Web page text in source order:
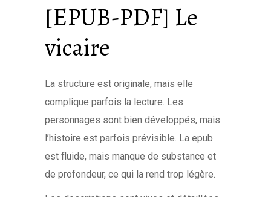
[EPUB-PDF] Le
vicaire
La structure est originale, mais elle
complique parfois la lecture. Les
personnages sont bien développés, mais
l’histoire est parfois prévisible. La epub
est fluide, mais manque de substance et
de profondeur, ce qui la rend trop légère.